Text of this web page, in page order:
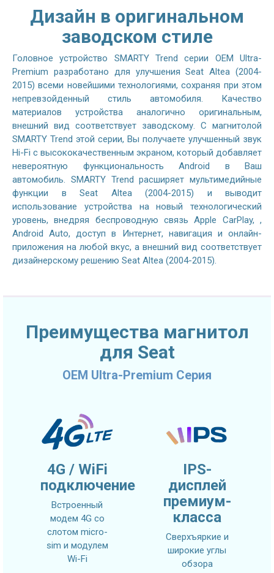
Дизайн в оригинальном
заводском стиле
Головное устройство SMARTY Trend серии OEM Ultra-
Premium разработано для улучшения Seat Altea (2004-
2015) всеми новейшими технологиями, сохраняя при этом
непревзойденный стиль автомобиля. Качество
материалов устройства аналогично оригинальным,
внешний вид соответствует заводскому. С магнитолой
SMARTY Trend этой серии, Вы получаете улучшенный звук
Hi-Fi с высококачественным экраном, который добавляет
невероятную функциональность Android в Ваш
автомобиль. SMARTY Trend расширяет мультимедийные
функции в Seat Altea (2004-2015) и выводит
использование устройства на новый технологический
уровень, внедряя беспроводную связь Apple CarPlay, ,
Android Auto, доступ в Интернет, навигация и онлайн-
приложения на любой вкус, а внешний вид соответствует
дизайнерскому решению Seat Altea (2004-2015).
Преимущества магнитол
для Seat
OEM Ultra-Premium Серия
4G / WiFi
подключение
Встроенный
модем 4G со
слотом micro-
sim и модулем
Wi-Fi
IPS-
дисплей
премиум-
класса
Сверхъяркие и
широкие углы
обзора